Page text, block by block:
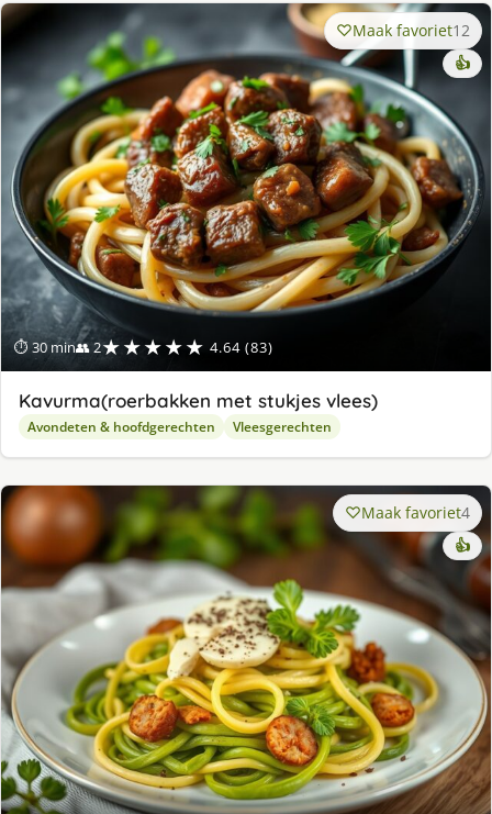
⏱ 30 min👥 2★★★★★ 4.64 (83)
Maak favoriet12
👍
Kavurma(roerbakken met stukjes vlees)
Avondeten & hoofdgerechten Vleesgerechten
Maak favoriet4
👍